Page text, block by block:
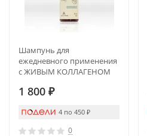
Шампунь для
ежедневного применения
с ЖИВЫМ КОЛЛАГЕНОМ
COLLAGEN"
1 800 ₽
4 по 450 ₽
0